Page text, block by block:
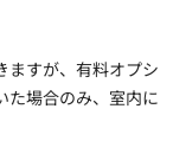
ますが、有料オプシ
た場合のみ、室内に